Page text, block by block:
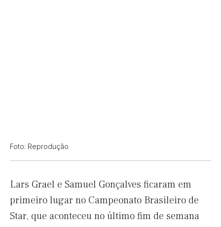
Foto: Reprodução
Lars Grael e Samuel Gonçalves ficaram em
primeiro lugar no Campeonato Brasileiro de
Star, que aconteceu no último fim de semana